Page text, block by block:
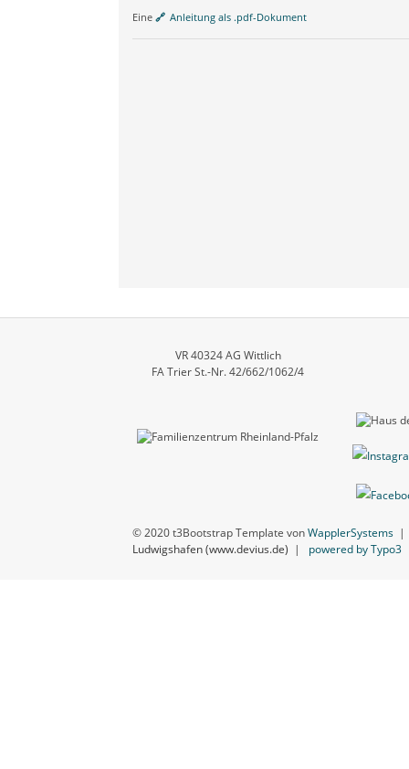
Eine Anleitung als .pdf-Dokument
VR 40324 AG Wittlich
FA Trier St.-Nr. 42/662/1062/4
© 2020 t3Bootstrap Template vonWapplerSystems
Ludwigshafen (www.devius.de) | powered by Typo3